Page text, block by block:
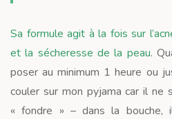
Sa formule agit à la fois sur
et la sécheresse de la peau.
poser au minimum 1 heure ou
couler sur mon pyjama car il ne
« fondre » – dans la